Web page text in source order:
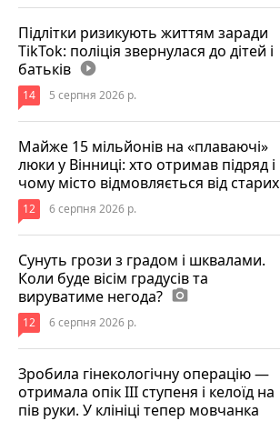
Підлітки ризикують життям заради
TikTok: поліція звернулася до дітей і
батьків play_circle_filled
14 5 серпня 2026 р.
Майже 15 мільйонів на «плаваючі»
люки у Вінниці: хто отримав підряд і
чому місто відмовляється від старих
12 6 серпня 2026 р.
Сунуть грози з градом і шквалами.
Коли буде вісім градусів та
вируватиме негода? photo_camera
12 6 серпня 2026 р.
Зробила гінекологічну операцію —
отримала опік ІІІ ступеня і келоїд на
пів руки. У клініці тепер мовчанка